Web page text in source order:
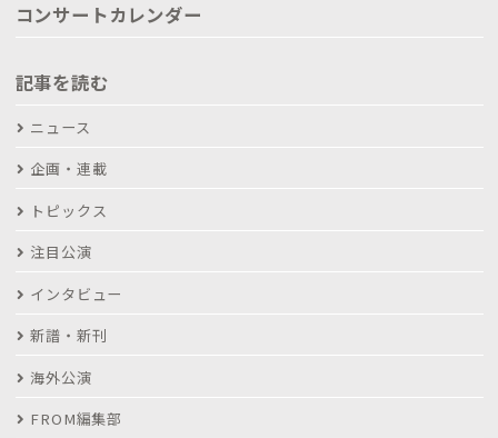
コンサートカレンダー
記事を読む
ニュース
企画・連載
トピックス
注目公演
インタビュー
新譜・新刊
海外公演
FROM編集部